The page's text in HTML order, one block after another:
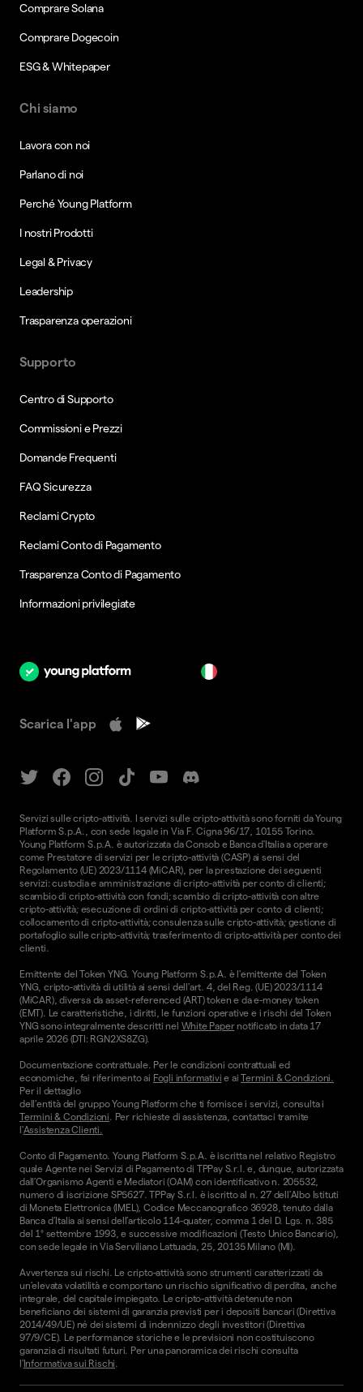
Comprare Solana
Comprare Dogecoin
ESG & Whitepaper
Chi siamo
Lavora con noi
Parlano di noi
Perché Young Platform
I nostri Prodotti
Legal & Privacy
Leadership
Trasparenza operazioni
Supporto
Centro di Supporto
Commissioni e Prezzi
Domande Frequenti
FAQ Sicurezza
Reclami Crypto
Reclami Conto di Pagamento
Trasparenza Conto di Pagamento
Informazioni privilegiate
Scarica l'app
Servizi sulle cripto-attività. I servizi sulle cripto-attività sono forniti da Young
Platform S.p.A., con sede legale in Via F. Cigna 96/17, 10155 Torino.
Young Platform S.p.A. è autorizzata da Consob e Banca d'Italia a operare
come Prestatore di servizi per le cripto-attività (CASP) ai sensi del
Regolamento (UE) 2023/1114 (MiCAR), per la prestazione dei seguenti
servizi: custodia e amministrazione di cripto-attività per conto di clienti;
scambio di cripto-attività con fondi; scambio di cripto-attività con altre
cripto-attività; esecuzione di ordini di cripto-attività per conto di clienti;
collocamento di cripto-attività; consulenza sulle cripto-attività; gestione di
portafoglio sulle cripto-attività; trasferimento di cripto-attività per conto dei
clienti.
Emittente del Token YNG. Young Platform S.p.A. è l'emittente del Token
YNG, cripto-attività di utilità ai sensi dell'art. 4, del Reg. (UE) 2023/1114
(MiCAR), diversa da asset-referenced (ART) token e da e-money token
(EMT). Le caratteristiche, i diritti, le funzioni operative e i rischi del Token
YNG sono integralmente descritti nel White Papernotificato in data 17
aprile 2026 (DTI: RGN2XS8ZG).
Documentazione contrattuale. Per le condizioni contrattuali ed
economiche, fai riferimento ai Fogli informativi e aiTermini & Condizioni.
Per il dettaglio
dell'entità del gruppo Young Platform che ti fornisce i servizi, consulta i
Termini & Condizioni. Per richieste di assistenza, contattaci tramite
l'Assistenza Clienti.
Conto di Pagamento. Young Platform S.p.A. è iscritta nel relativo Registro
quale Agente nei Servizi di Pagamento di TPPay S.r.l. e, dunque, autorizzata
dall’Organismo Agenti e Mediatori (OAM) con identificativo n. 205532,
numero di iscrizione SP5627. TPPay S.r.l. è iscritto al n. 27 dell’Albo Istituti
di Moneta Elettronica (IMEL), Codice Meccanografico 36928, tenuto dalla
Banca d’Italia ai sensi dell’articolo 114-quater, comma 1 del D. Lgs. n. 385
del 1° settembre 1993, e successive modificazioni (Testo Unico Bancario),
con sede legale in Via Serviliano Lattuada, 25, 20135 Milano (MI).
Avvertenza sui rischi. Le cripto-attività sono strumenti caratterizzati da
un'elevata volatilità e comportano un rischio significativo di perdita, anche
integrale, del capitale impiegato. Le cripto-attività detenute non
beneficiano dei sistemi di garanzia previsti per i depositi bancari (Direttiva
2014/49/UE) né dei sistemi di indennizzo degli investitori (Direttiva
97/9/CE). Le performance storiche e le previsioni non costituiscono
garanzia di risultati futuri. Per una panoramica dei rischi consulta
l'Informativa sui Rischi.